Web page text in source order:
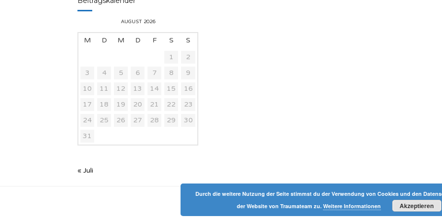
AUGUST 2026
M D M D F S
S
1
2
3
4 5 6 7 8
9
10
11 12 13 14 15
16
17
18 19 20 21 22
23
24
25 26 27 28 29
30
31
« Juli
Durch die weitere Nutzung der Seite stimmst du der Verwendung von Cookies und den
der Website von Traumateam zu. Weitere Informationen Akzeptieren